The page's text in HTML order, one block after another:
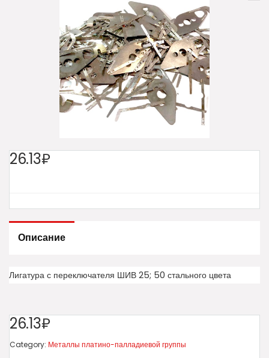
26.13₽
Описание
Лигатура с переключателя ШИВ 25; 50 стального цвета
26.13₽
Category: Металлы платино-палладиевой группы